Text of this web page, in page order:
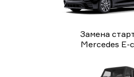
Замена
Mercedes E-